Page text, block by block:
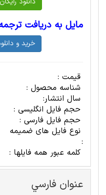
مایل به دریافت
قیمت :
شناسه محصول :
سال انتشار:
حجم فایل انگلیسی :
حجم فایل فارسی :
نوع فایل های ضمیمه
:
کلمه عبور همه فایلها :
عنوان فارسي